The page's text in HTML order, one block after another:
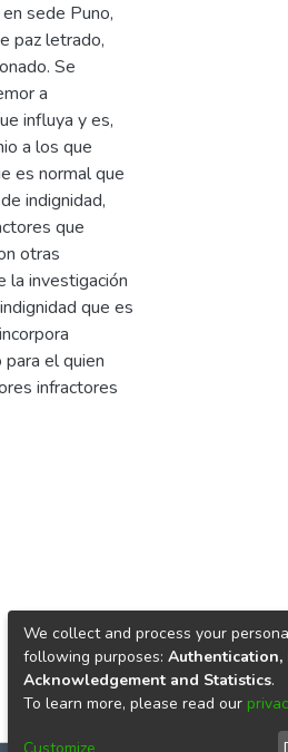
sede Puno,
paz letrado,
Se
a
influya y es,
a los que
es normal que
indignidad,
que
otras
la investigación
que es
el quien
infractores
We collect and process your
following purposes: Authentication,
Acknowledgement and Statistics.
To learn more, please read our